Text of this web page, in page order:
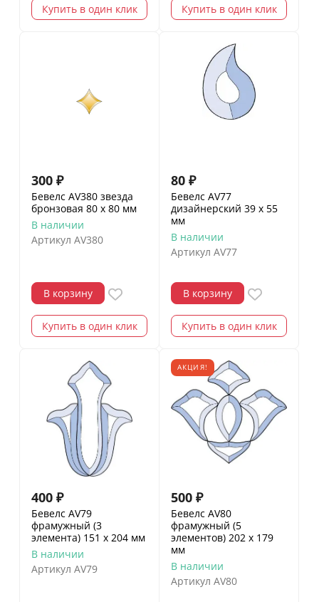
Купить в один клик Купить в один клик
300 ₽
Бевелс AV380 звезда
бронзовая 80 х 80 мм
В наличии
Артикул AV380
В корзину
Купить в один клик
80 ₽
Бевелс AV77
дизайнерский 39 х 55
мм
В наличии
Артикул AV77
В корзину
Купить в один клик
400 ₽
Бевелс AV79
фрамужный (3
элемента) 151 х 204 мм
В наличии
Артикул AV79
АКЦИЯ!
500 ₽
Бевелс AV80
фрамужный (5
элементов) 202 х 179
мм
В наличии
Артикул AV80